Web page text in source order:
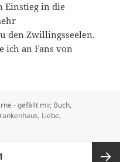
Einstieg in die
den Zwillingsseelen.
ich an Fans von
- gefällt mir, Buch,
, Liebe,